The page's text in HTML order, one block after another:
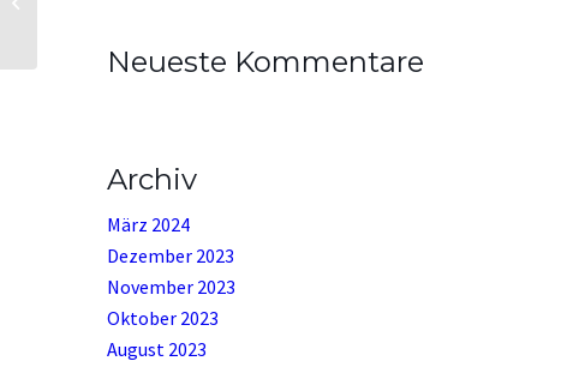
Neueste Kommentare
Archiv
März 2024
Dezember 2023
November 2023
Oktober 2023
August 2023